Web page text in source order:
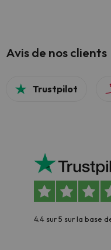
Avis de nos clients
Trustpilot
4.4 sur 5 sur la base